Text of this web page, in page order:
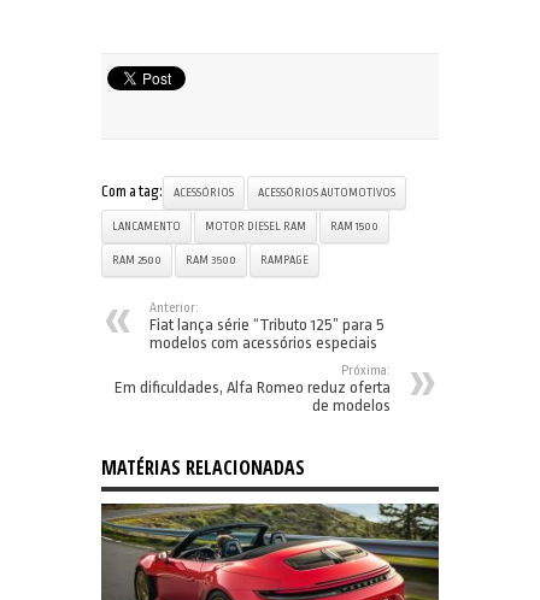
Com a tag: ACESSÓRIOS ACESSÓRIOS AUTOMOTIVOS
LANCAMENTO MOTOR DIESEL RAM RAM 1500
RAM 2500 RAM 3500 RAMPAGE
Anterior:
Fiat lança série “Tributo 125” para 5
modelos com acessórios especiais
Próxima:
Em dificuldades, Alfa Romeo reduz oferta
de modelos
MATÉRIAS RELACIONADAS